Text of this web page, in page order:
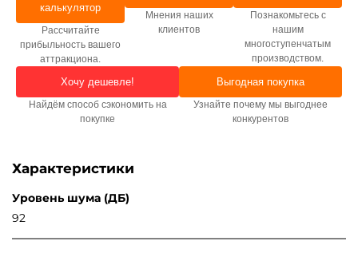
калькулятор
Рассчитайте
прибыльность вашего
аттракциона.
Мнения наших
клиентов
Познакомьтесь с
нашим
многоступенчатым
производством.
Хочу дешевле!
Найдём способ сэкономить на
покупке
Выгодная покупка
Узнайте почему мы выгоднее
конкурентов
Характеристики
Уровень шума (ДБ)
92